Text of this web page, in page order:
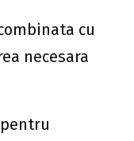
cu
necesara